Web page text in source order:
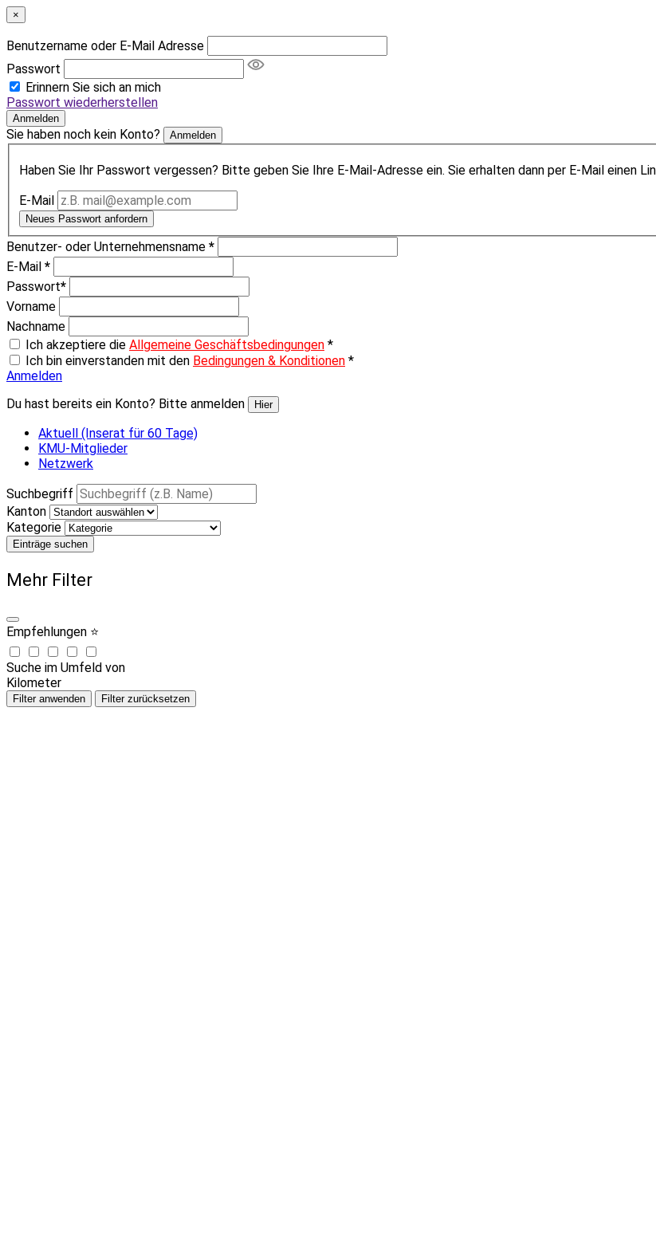
×
Benutzername oder E-Mail Adresse
Passwort
Erinnern Sie sich an mich
Passwort wiederherstellen
Anmelden
Sie haben noch kein Konto? Anmelden
Haben Sie Ihr Passwort vergessen? Bitte geben Sie Ihre E-Mail-Adresse ein. Sie erhalten dann per E-Mail einen
E-Mail
Neues Passwort anfordern
Benutzer- oder Unternehmensname *
E-Mail *
Passwort*
Vorname
Nachname
Ich akzeptiere die Allgemeine Geschäftsbedingungen *
Ich bin einverstanden mit den Bedingungen & Konditionen *
Anmelden
Du hast bereits ein Konto? Bitte anmelden
Hier
Aktuell (Inserat für 60 Tage)
KMU-Mitglieder
Netzwerk
Suchbegriff
Kanton
Kategorie
Einträge suchen
Mehr Filter
Empfehlungen ⭐
Suche im Umfeld von
Kilometer
Filter anwenden Filter zurücksetzen